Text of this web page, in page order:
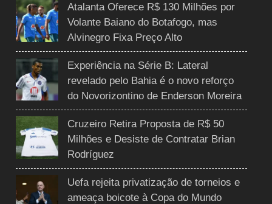
Atalanta Oferece R$ 130 Milhões por
Volante Baiano do Botafogo, mas
Alvinegro Fixa Preço Alto
Experiência na Série B: Lateral
revelado pelo Bahia é o novo reforço
do Novorizontino de Enderson Moreira
Cruzeiro Retira Proposta de R$ 50
Milhões e Desiste de Contratar Brian
Rodríguez
Uefa rejeita privatização de torneios e
ameaça boicote à Copa do Mundo